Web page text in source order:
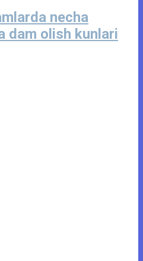
necha
dam olish kunlari